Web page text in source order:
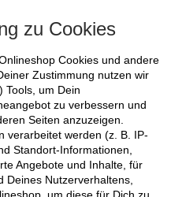
zu Cookies
Cookies und andere
Zustimmung nutzen wir
Tools, um Dein
zu verbessern und
Seiten anzuzeigen.
verarbeitet werden (z. B. IP-
Standort-Informationen,
Angebote und Inhalte, für
Deines Nutzerverhaltens,